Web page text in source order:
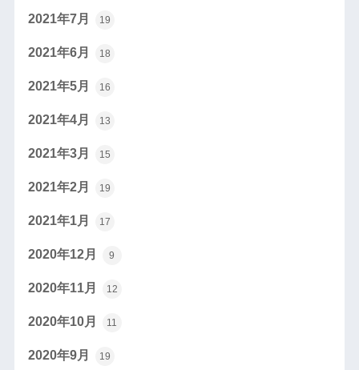
2021年7月 19
2021年6月 18
2021年5月 16
2021年4月 13
2021年3月 15
2021年2月 19
2021年1月 17
2020年12月 9
2020年11月 12
2020年10月 11
2020年9月 19